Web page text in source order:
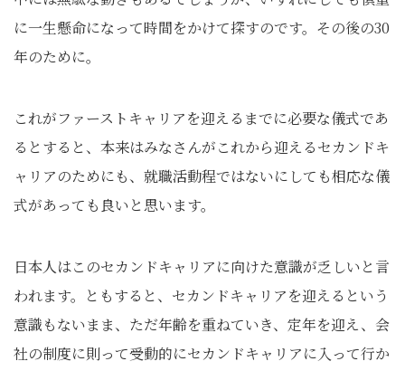
に一生懸命になって時間をかけて探すのです。その後の30
年のために。
これがファーストキャリアを迎えるまでに必要な儀式であ
るとすると、本来はみなさんがこれから迎えるセカンドキ
ャリアのためにも、就職活動程ではないにしても相応な儀
式があっても良いと思います。
日本人はこのセカンドキャリアに向けた意識が乏しいと言
われます。ともすると、セカンドキャリアを迎えるという
意識もないまま、ただ年齢を重ねていき、定年を迎え、会
社の制度に則って受動的にセカンドキャリアに入って行か